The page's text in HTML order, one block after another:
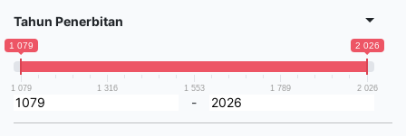
Tahun Penerbitan
1 079 2 026
1 079 1 316 1 553 1 789 2 026
-